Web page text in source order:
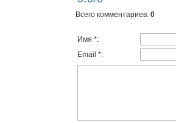
Всего комментариев: 0
Имя *:
Email *: